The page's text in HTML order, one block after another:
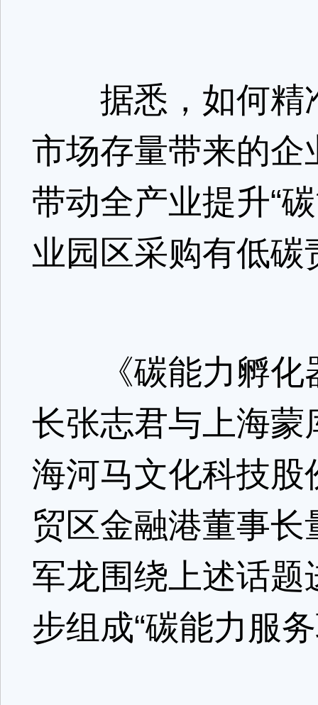
据悉，如何精
市场存量带来的
带动全产业提升“
业园区采购有低
《碳能力孵化
长张志君与上海
海河马文化科技
贸区金融港董事
军龙围绕上述话
步组成“碳能力服